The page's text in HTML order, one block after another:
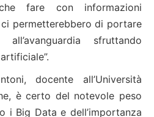
fare con informazioni
permetterebbero di portare
sfruttando
docente all’Università
è certo del notevole peso
i Big Data e dell’importanza